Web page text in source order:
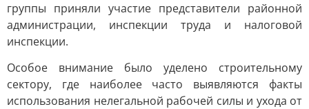
группы приняли участие представители районной
администрации, инспекции труда и налоговой
инспекции.
Особое внимание было уделено строительному
сектору, где наиболее часто выявляются факты
использования нелегальной рабочей силы и ухода от